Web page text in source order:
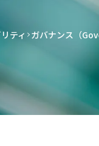
ティ ガバナンス（